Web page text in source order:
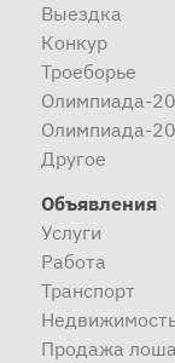
Выездка
Конкур
Троеборье
Олимпиада-
Олимпиада-
Другое
Объявления
Услуги
Работа
Транспорт
Продажа